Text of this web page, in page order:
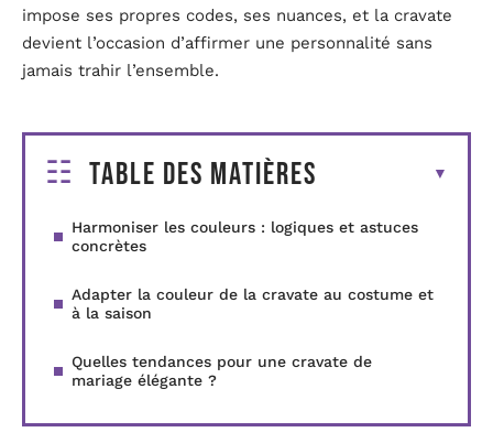
impose ses propres codes, ses nuances, et la cravate
devient l’occasion d’affirmer une personnalité sans
jamais trahir l’ensemble.
Table des matières
Harmoniser les couleurs : logiques et astuces
concrètes
Adapter la couleur de la cravate au costume et
à la saison
Quelles tendances pour une cravate de
mariage élégante ?